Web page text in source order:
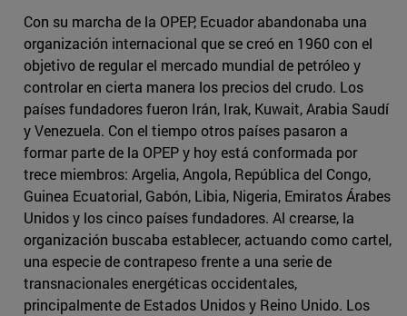
Con su marcha de la OPEP, Ecuador abandonaba una
organización internacional que se creó en 1960 con el
objetivo de regular el mercado mundial de petróleo y
controlar en cierta manera los precios del crudo. Los
países fundadores fueron Irán, Irak, Kuwait, Arabia Saudí
y Venezuela. Con el tiempo otros países pasaron a
formar parte de la OPEP y hoy está conformada por
trece miembros: Argelia, Angola, República del Congo,
Guinea Ecuatorial, Gabón, Libia, Nigeria, Emiratos Árabes
Unidos y los cinco países fundadores. Al crearse, la
organización buscaba establecer, actuando como cartel,
una especie de contrapeso frente a una serie de
transnacionales energéticas occidentales,
principalmente de Estados Unidos y Reino Unido. Los